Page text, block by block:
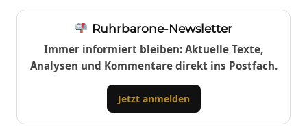
Ruhrbarone-Newsletter
Immer informiert bleiben: Aktuelle Texte,
Analysen und Kommentare direkt ins Postfach.
Jetzt anmelden